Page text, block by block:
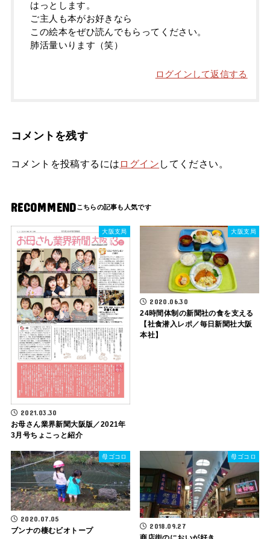
はっとします。
ご主人も本がお好きなら
この絵本をぜひ読んでもらってください。
肺活量いります（笑）
ログインして返信する
コメントを残す
コメントを投稿するには ログイン してください。
RECOMMEND
大阪支局
2021.03.30
お母さん業界新聞大阪版／2021年
3月号ちょこっと紹介
大阪支局
2020.06.30
24時間体制の新聞社の食を支える
【社食潜入レポ／毎日新聞社大阪
本社】
母ゴコロ
2020.07.05
ブンナの棲むビオトープ
母ゴコロ
2018.09.27